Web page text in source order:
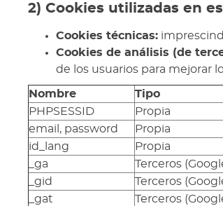
2) Cookies utilizadas en
Cookies técnicas:
Cookies de análisis (de
de los usuarios para mejorar
Nombre Tipo
PHPSESSID
Propia
email, password
Propia
id_lang
Propia
_ga
Terceros
_gid
Terceros
_gat
Terceros